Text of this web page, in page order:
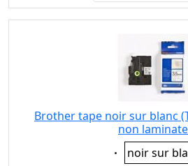
Brother tape noir sur blanc
non
Eigenschaft:
noir sur